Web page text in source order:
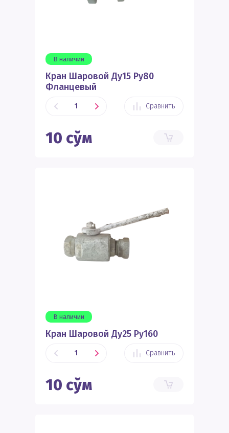
В наличии
Кран Шаровой Ду15 Ру80
Фланцевый
Сравнить
10 сўм
В наличии
Кран Шаровой Ду25 Ру160
Сравнить
10 сўм